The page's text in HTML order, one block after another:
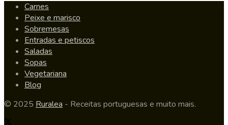
Carnes
Peixe e marisco
Sobremesas
Entradas e petiscos
Saladas
Sopas
Vegetariana
Blog
© 2025 Ruralea - Receitas portuguesas e muito mais.